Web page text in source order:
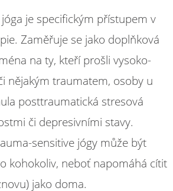
je specifickým přístupem v
Zaměřuje se jako doplňková
na ty, kteří prošli vysoko-
nějakým traumatem, osoby u
posttraumatická stresová
či depresivními stavy.
sensitive jógy může být
kohokoliv, neboť napomáhá cítit
jako doma.